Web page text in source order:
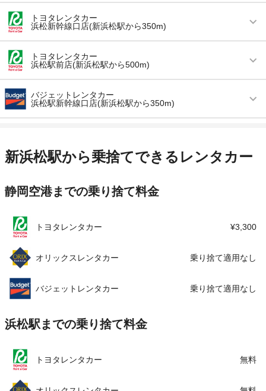
住所
浜松市中央区森田町３８ ＥＮＥＯＳガソリンス
タンド内
この店舗でレンタカーを探す
営業時間 毎日 08:00 ～ 20:00
アクセス 浜松駅より徒歩で約2分（送迎なし）
住所 静岡県浜松市中央区砂山町７－１
この店舗でレンタカーを探す
トヨタレンタカー
浜松新幹線口店(新浜松駅から350m)
営業時間 毎日 08:00 ～ 20:00
アクセス 浜松駅より徒歩で約1分（送迎なし）
住所 静岡県浜松市中央区砂山町327-1
トヨタレンタカー
浜松駅前店(新浜松駅から500m)
営業時間 毎日 08:00 ～ 20:00
アクセス 浜松駅より徒歩で約5分（送迎なし）
店舗詳細 店舗詳細ページはこちら
バジェットレンタカー
浜松駅新幹線口店(新浜松駅から350m)
アクセス 浜松駅より徒歩で約3分（送迎なし）
店舗詳細 店舗詳細ページはこちら
新浜松駅から乗捨てできるレンタカー
静岡空港までの乗り捨て料金
トヨタレンタカー ¥3,300
オリックスレンタカー 乗り捨て適用なし
バジェットレンタカー 乗り捨て適用なし
浜松駅までの乗り捨て料金
トヨタレンタカー 無料